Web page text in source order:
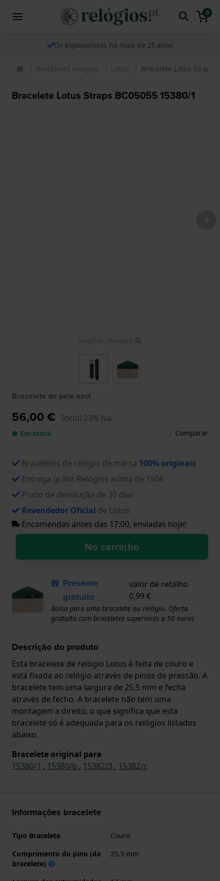
0
Os especialistas há mais de 25 anos
Braceletes relogios Lotus Bracelete Lotus Straps
Bracelete Lotus Straps BC05055 15380/1
Ampliar imagem
Bracelete de pele azul
56,00 € Inclui 23% Iva
● Em stock Comparar
Braceletes de relógio de marca 100% originais
Entrega grátis Relógios acima de 150€
Prazo de devolução de 30 dias
Revendedor Oficial de Lotus
Encomendas antes das 17:00, enviadas hoje!
No carrinho
Presente
gratuito
valor de retalho
0,99 €
Bolsa para uma bracelete ou relógio. Oferta
gratuita com braceletes superiores a 50 euros
Descrição do produto
Esta bracelete de relógio Lotus é feita de couro e
está fixada ao relógio através de pinos de pressão. A
bracelete tem uma largura de 25.5 mm e fecha
através de fecho. A bracelete não tem uma
montagem a direito, o que significa que esta
bracelete só é adequada para os relógios listados
abaixo.
Bracelete original para
15380/1 , 15380/b , 15382/3 , 15382/c
Informações bracelete
Tipo Bracelete
Couro
Comprimento do pino (da
bracelete)
25.5 mm